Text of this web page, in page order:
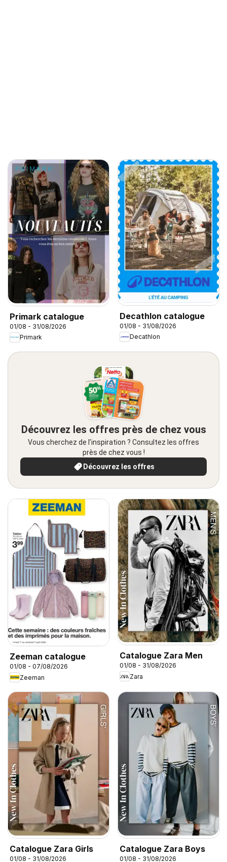
Primark catalogue
01/08 - 31/08/2026
Primark
Decathlon catalogue
01/08 - 31/08/2026
Decathlon
Découvrez les offres près de chez vous
Vous cherchez de l’inspiration ? Consultez les offres
près de chez vous !
Découvrez les offres
Zeeman catalogue
01/08 - 07/08/2026
Zeeman
Catalogue Zara Men
01/08 - 31/08/2026
Zara
Catalogue Zara Girls
01/08 - 31/08/2026
Catalogue Zara Boys
01/08 - 31/08/2026